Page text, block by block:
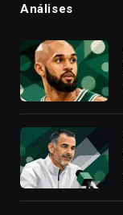
Análises